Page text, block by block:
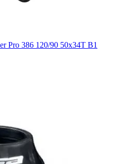
Pro 386 120/90 50x34T B1